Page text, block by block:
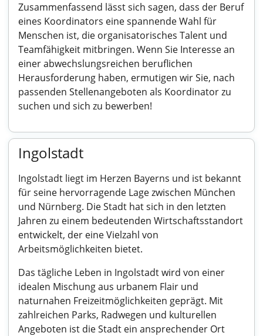
Zusammenfassend lässt sich sagen, dass der Beruf
eines Koordinators eine spannende Wahl für
Menschen ist, die organisatorisches Talent und
Teamfähigkeit mitbringen. Wenn Sie Interesse an
einer abwechslungsreichen beruflichen
Herausforderung haben, ermutigen wir Sie, nach
passenden Stellenangeboten als Koordinator zu
suchen und sich zu bewerben!
Ingolstadt
Ingolstadt liegt im Herzen Bayerns und ist bekannt
für seine hervorragende Lage zwischen München
und Nürnberg. Die Stadt hat sich in den letzten
Jahren zu einem bedeutenden Wirtschaftsstandort
entwickelt, der eine Vielzahl von
Arbeitsmöglichkeiten bietet.
Das tägliche Leben in Ingolstadt wird von einer
idealen Mischung aus urbanem Flair und
naturnahen Freizeitmöglichkeiten geprägt. Mit
zahlreichen Parks, Radwegen und kulturellen
Angeboten ist die Stadt ein ansprechender Ort